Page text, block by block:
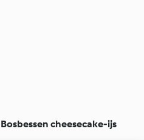
Bosbessen cheesecake-ijs